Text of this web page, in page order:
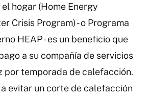
hogar (Home Energy
Crisis Program) - o Programa
HEAP - es un beneficio que
a su compañía de servicios
por temporada de calefacción.
evitar un corte de calefacción